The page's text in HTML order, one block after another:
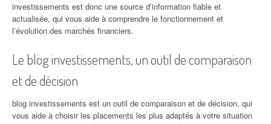
investissements est donc une source d’information fiable et
actualisée, qui vous aide à comprendre le fonctionnement et
l’évolution des marchés financiers.
Le blog investissements, un outil de comparaison
et de décision
blog investissements est un outil de comparaison et de décision, qui
vous aide à choisir les placements les plus adaptés à votre situation